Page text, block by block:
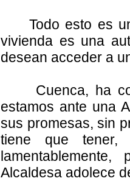
Todo esto es
vivienda es una
desean acceder a
Cuenca, ha
estamos ante una
sus promesas, sin
tiene que tener,
Alcaldesa adolece